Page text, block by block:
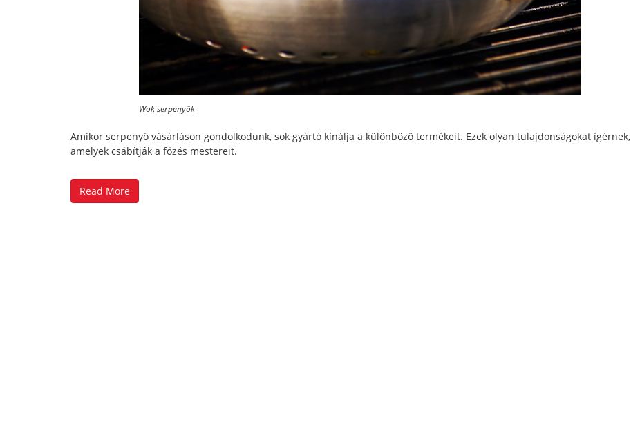
Wok serpenyők
Amikor serpenyő vásárláson gondolkodunk, sok gyártó kínálja a különböző termékeit. Ezek olyan tulajdonságokat ígérnek,
amelyek csábítják a főzés mestereit.
Read More